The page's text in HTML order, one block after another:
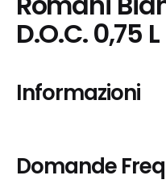
D.O.C. 0,75 L
Informazioni
Domande